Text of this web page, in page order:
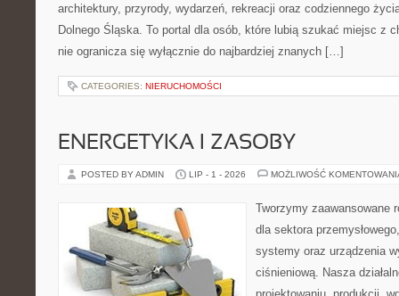
architektury, przyrody, wydarzeń, rekreacji oraz codziennego
Dolnego Śląska. To portal dla osób, które lubią szukać miejsc z
nie ogranicza się wyłącznie do najbardziej znanych […]
CATEGORIES: NIERUCHOMOŚCI
ENERGETYKA I ZASOBY
POSTED BY ADMIN LIP - 1 - 2026 MOŻLIWOŚĆ
Tworzymy zaawansowane
dla sektora
systemy oraz urządzenia
ciśnieniową. Nasza